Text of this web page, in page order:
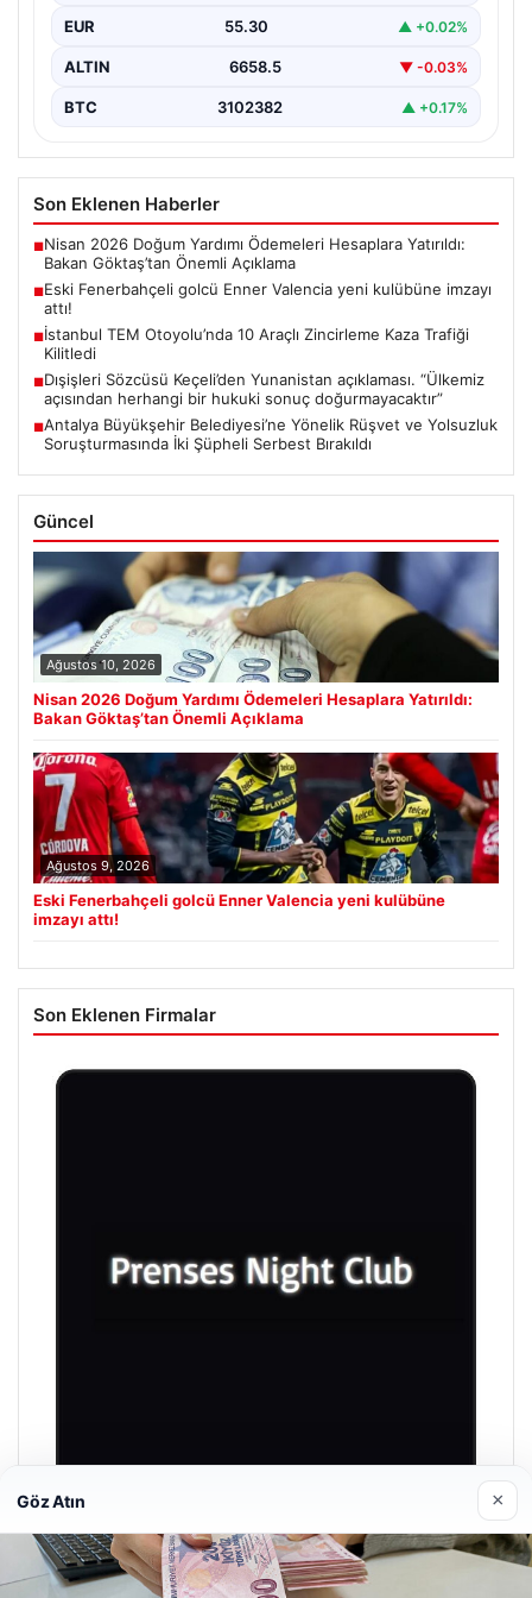
EUR 55.30 ▲ +0.02%
ALTIN 6658.5 ▼ -0.03%
BTC 3102382 ▲ +0.17%
Son Eklenen Haberler
■Nisan 2026 Doğum Yardımı Ödemeleri Hesaplara Yatırıldı:
Bakan Göktaş’tan Önemli Açıklama
■Eski Fenerbahçeli golcü Enner Valencia yeni kulübüne imzayı
attı!
■İstanbul TEM Otoyolu’nda 10 Araçlı Zincirleme Kaza Trafiği
Kilitledi
■Dışişleri Sözcüsü Keçeli’den Yunanistan açıklaması. “Ülkemiz
açısından herhangi bir hukuki sonuç doğurmayacaktır”
■Antalya Büyükşehir Belediyesi’ne Yönelik Rüşvet ve Yolsuzluk
Soruşturmasında İki Şüpheli Serbest Bırakıldı
Güncel
Ağustos 10, 2026
Nisan 2026 Doğum Yardımı Ödemeleri Hesaplara Yatırıldı:
Bakan Göktaş’tan Önemli Açıklama
Ağustos 9, 2026
Eski Fenerbahçeli golcü Enner Valencia yeni kulübüne
imzayı attı!
Son Eklenen Firmalar
Prenses Night Club
Nisan 29, 2026
Göz Atın ×